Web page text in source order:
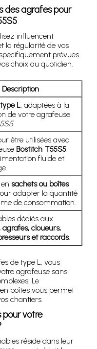
des agrafes pour
influencent
la régularité de vos
prévues
choix au quotidien.
Description
L, adaptées à la
de votre agrafeuse
.
être utilisées avec
Bostitch T55S5,
fluide et
sachets ou boîtes
adapter la quantité
de consommation.
dédiés aux
agrafes, cloueurs,
et raccords.
de type L, vous
agrafeuse sans
Le
boîtes vous permet
chantiers.
pour votre
réside dans leur